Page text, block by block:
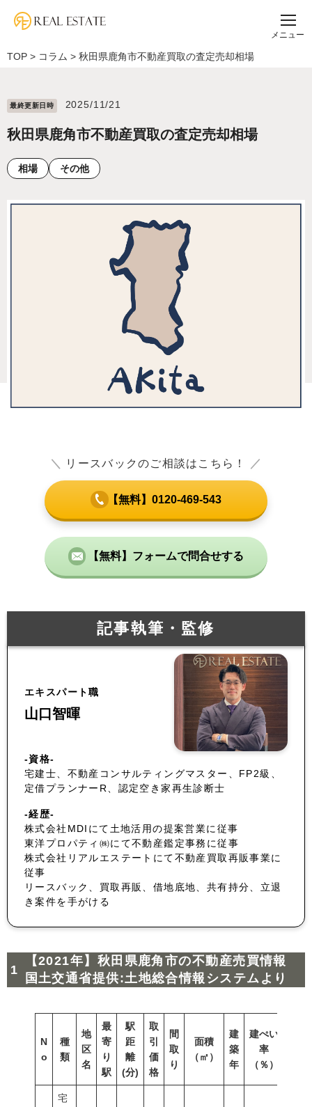
メニュー
TOP > コラム > 秋田県鹿角市不動産買取の査定売却相場
最終更新⽇時 2025/11/21
秋田県鹿角市不動産買取の査定売却相場
相場 その他
＼ リースバックのご相談はこちら！ ／
【無料】0120-469-543
【無料】フォームで問合せする
記事執筆・監修
エキスパート職
山口智暉
-資格-
宅建士、不動産コンサルティングマスター、FP2級、
定借プランナーR、認定空き家再生診断士
-経歴-
株式会社MDIにて土地活用の提案営業に従事
東洋プロパティ㈱にて不動産鑑定事務に従事
株式会社リアルエステートにて不動産買取再販事業に
従事
リースバック、買取再販、借地底地、共有持分、立退
き案件を手がける
【2021年】秋田県鹿角市の不動産売買情報
国土交通省提供:土地総合情報システムより
N
o
種
類
地
区
名
最
寄
り
駅
駅
距
離
(分)
取
引
価
格
間
取
り
面積
（㎡）
建
築
年
建ぺい
率
（％）
宅